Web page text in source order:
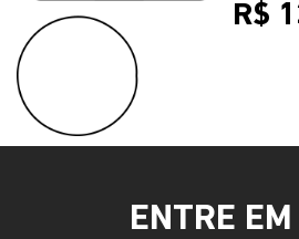
R$
ENTRE EM